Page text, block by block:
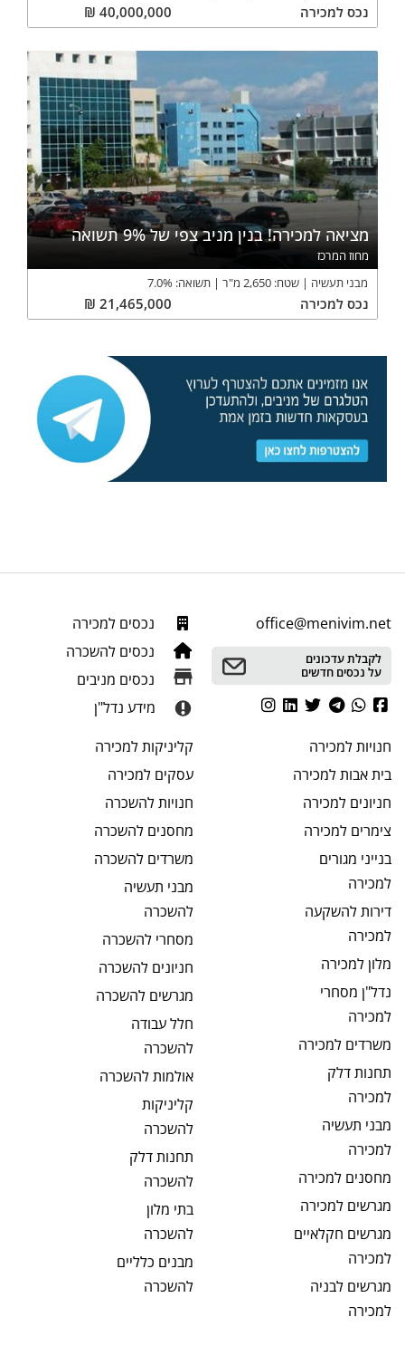
נכס למכירה 40,000,000
₪
מציאה למכירה! בנין מניב צפי של 9% תשואה
מחוז המרכז
מבני תעשיה
שטח: 2,650 מ"ר תשואה: 7.0%
נכס למכירה 21,465,000
₪
office@menivim.net
לקבלת עדכונים
על נכסים חדשים
נכסים למכירה
נכסים להשכרה
נכסים מניבים
מידע נדל"ן
חנויותלמכירה
בית אבותלמכירה
חניונים למכירה
צימרים למכירה
בנייני מגורים
למכירה
דירות להשקעה
למכירה
מלון למכירה
נדל"ן מסחרי
למכירה
משרדים למכירה
תחנות דלק
למכירה
מבני תעשיה
למכירה
מחסנים למכירה
מגרשים למכירה
מגרשים חקלאיים
למכירה
מגרשים לבניה
למכירה
קליניקותלמכירה
עסקים למכירה
חנויותלהשכרה
מחסנים להשכרה
משרדים להשכרה
מבני תעשיה
להשכרה
מסחרי להשכרה
חניונים להשכרה
מגרשים להשכרה
חלל עבודה
להשכרה
אולמותלהשכרה
קליניקות
להשכרה
תחנות דלק
להשכרה
בתי מלון
להשכרה
מבנים כלליים
להשכרה